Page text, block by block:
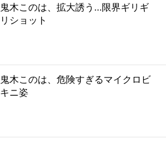
鬼木このは、拡大誘う…限界ギリギ
リショット
鬼木このは、危険すぎるマイクロビ
キニ姿